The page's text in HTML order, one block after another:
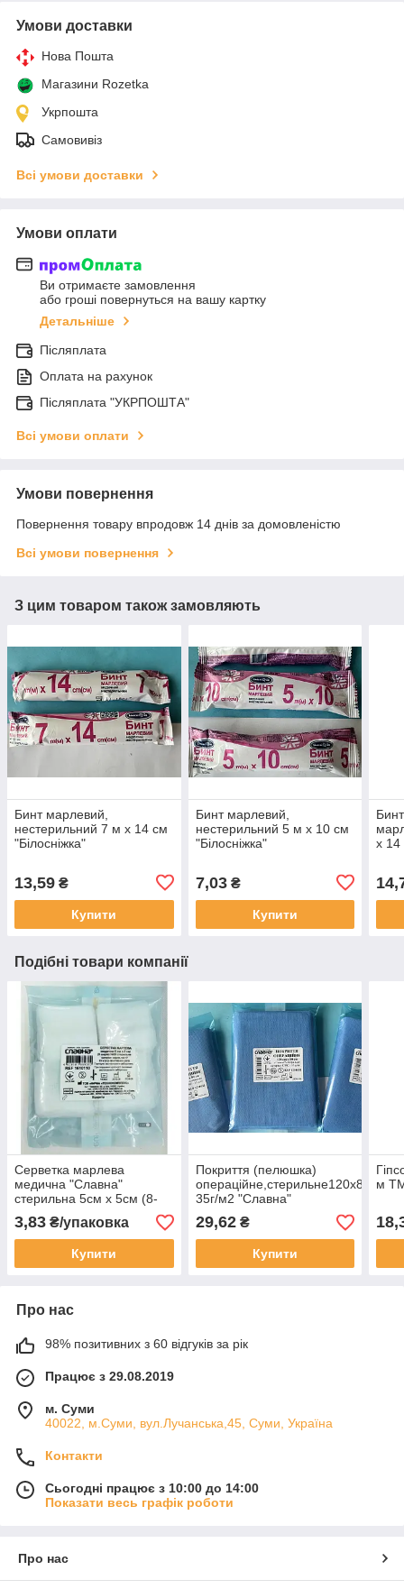
Умови доставки
Нова Пошта
Магазини Rozetka
Укрпошта
Самовивіз
Всі умови доставки
Умови оплати
Ви отримаєте замовлення
або гроші повернуться на вашу картку
Детальніше
Післяплата
Оплата на рахунок
Післяплата "УКРПОШТА"
Всі умови оплати
Умови повернення
Повернення товару впродовж 14 днів за домовленістю
Всі умови повернення
З цим товаром також замовляють
Бинт марлевий,
нестерильний 7 м х 14 см
"Білосніжка"
13,59 ₴
Купити
Бинт марлевий,
нестерильний 5 м х 10 см
"Білосніжка"
7,03₴
Купити
Бинт
х 14
Подібні товари компанії
Серветка марлева
медична "Славна"
стерильна 5см х 5см (8-
шарів), тип 17 №2
3,83 ₴/упаковка
Купити
Покриття (пелюшка)
операцiйне,стерильне120х80см
35г/м2 "Славна"
29,62₴
Купити
м ТМ
Про нас
98% позитивних з 60 відгуків за рік
Працює з 29.08.2019
м. Суми
40022, м.Суми, вул.Лучанська,45, Суми, Україна
Контакти
Сьогодні працює з 10:00 до 14:00
Показати весь графік роботи
Про нас